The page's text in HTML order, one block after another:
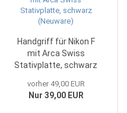
Handgriff für Nikon F
mit Arca Swiss
Stativplatte, schwarz
vorher 49,00 EUR
Nur 39,00 EUR